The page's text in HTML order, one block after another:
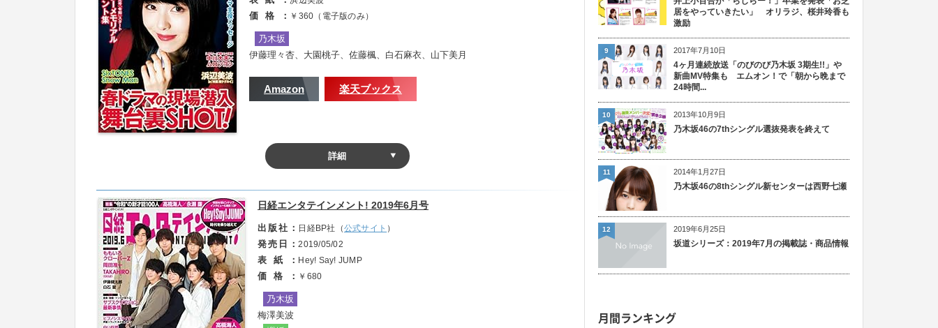
価格 ￥360（電子版のみ）
乃木坂
伊藤理々杏、大園桃子、佐藤楓、白石麻衣、山下美月
Amazon 楽天ブックス
詳細
上記5名の新時代に懸ける意気込みやチャレンジしたいことを2Pに分かれて掲載。
日経エンタテインメント! 2019年6月号
出版社 日経BP社（公式サイト ）
発売日 2019/05/02
表紙 Hey! Say! JUMP
価格 ￥680
乃木坂
梅澤美波
居をやっていきたい」 オリラジ、桜井玲香も
激励
2017年7月10日
4ヶ月連続放送「のびのび乃木坂 3期生!!」や
新曲MV特集も エムオン！で「朝から晩まで
24時間...
9
2013年10月9日
乃木坂46の7thシングル選抜発表を終えて
10
2014年1月27日
乃木坂46の8thシングル新センターは西野七瀬
11
2019年6月25日
坂道シリーズ：2019年7月の掲載誌・商品情報
12
月間ランキング